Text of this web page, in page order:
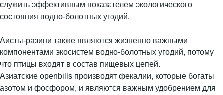
служить эффективным показателем экологического
состояния водно-болотных угодий.
Аисты-разини также являются жизненно важными
компонентами экосистем водно-болотных угодий, потому
что птицы входят в состав пищевых цепей.
Азиатские openbills производят фекалии, которые богаты
азотом и фосфором, и являются важным удобрением для